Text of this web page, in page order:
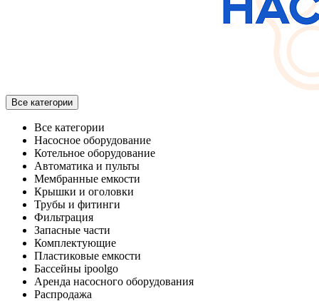
Все категории
Все категории
Насосное оборудование
Котельное оборудование
Автоматика и пульты
Мембранные емкости
Крышки и оголовки
Трубы и фитинги
Фильтрация
Запасные части
Комплектующие
Пластиковые емкости
Бассейны ipoolgo
Аренда насосного оборудования
Распродажа